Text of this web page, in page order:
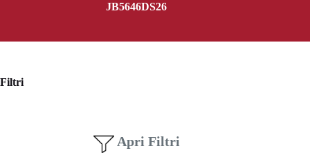
JB5646DS26
Apri Filtri
Filtri